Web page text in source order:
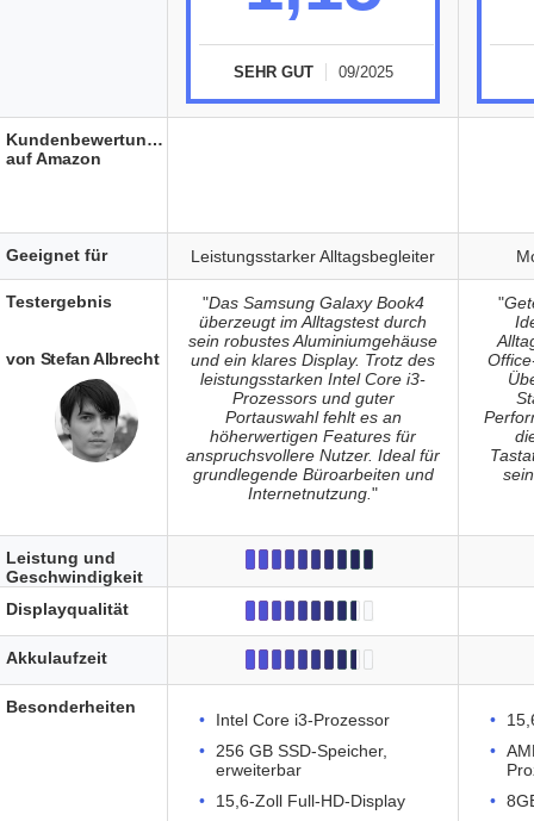
SEHR GUT 09/2025
Leistungsstarker Alltagsbegleiter
"Das Samsung Galaxy Book4
überzeugt im Alltagstest durch
sein robustes Aluminiumgehäuse
und ein klares Display. Trotz des
leistungsstarken Intel Core i3-
Prozessors und guter
Portauswahl fehlt es an
höherwertigen Features für
anspruchsvollere Nutzer. Ideal für
grundlegende Büroarbeiten und
Internetnutzung."
"
Intel Core i3-Prozessor
256 GB SSD-Speicher,
erweiterbar
15,6-Zoll Full-HD-Display
Kundenbewertungen
auf Amazon
Geeignet für
Testergebnis
von Stefan Albrecht
Leistung und
Geschwindigkeit
Displayqualität
Akkulaufzeit
Besonderheiten